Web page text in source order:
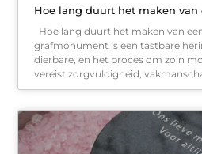
Hoe lang duurt het maken
Hoe lang duurt het maken van
grafmonument is een tastbare
dierbare, en het proces om zo’n
vereist zorgvuldigheid,